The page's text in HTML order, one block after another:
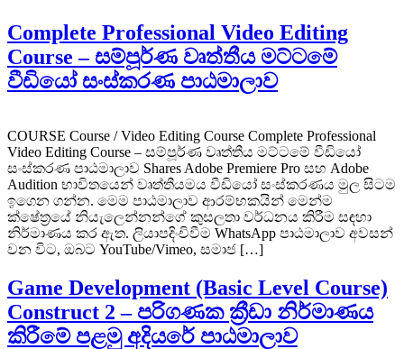
Complete Professional Video Editing
Course – සම්පූර්ණ වෘත්තීය මට්ටමේ
වීඩියෝ සංස්කරණ පාඨමාලාව
COURSE Course / Video Editing Course Complete Professional
Video Editing Course – සම්පූර්ණ වෘත්තීය මට්ටමේ වීඩියෝ
සංස්කරණ පාඨමාලාව Shares Adobe Premiere Pro සහ Adobe
Audition භාවිතයෙන් වෘත්තීයමය වීඩියෝ සංස්කරණය මුල සිටම
ඉගෙන ගන්න. මෙම පාඨමාලාව ආරම්භකයින් මෙන්ම
ක්ෂේත්‍රයේ නියැලෙන්නන්ගේ කුසලතා වර්ධනය කිරීම සඳහා
නිර්මාණය කර ඇත. ලියාපදිංචිවීම WhatsApp පාඨමාලාව අවසන්
වන විට, ඔබට YouTube/Vimeo, සමාජ […]
Game Development (Basic Level Course)
Construct 2 – පරිගණක ක්‍රීඩා නිර්මාණය
කිරීමේ පළමු අදියරේ පාඨමාලාව